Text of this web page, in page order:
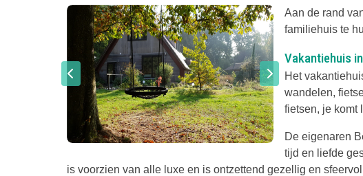
Aan de rand
familiehuis te
Vakantiehuis
Het
wandelen,
fietsen, je komt
De eigenaren
tijd en liefde
is voorzien van alle luxe en is ontzettend gezellig en